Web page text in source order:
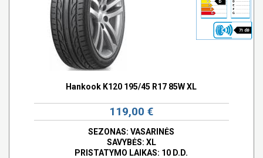
71 dB
Hankook K120 195/45 R17 85W XL
119,00 €
SEZONAS: VASARINĖS
SAVYBĖS: XL
PRISTATYMO LAIKAS: 10 D.D.